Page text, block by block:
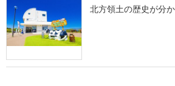
北方領土の歴史が分